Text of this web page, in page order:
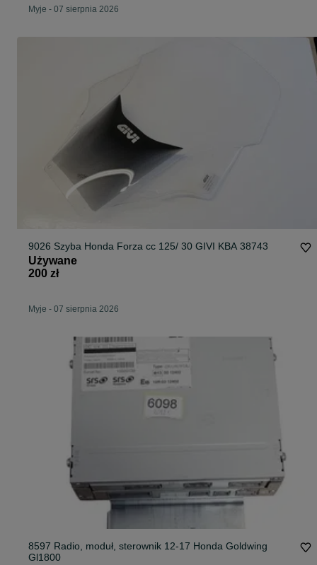
Myje - 07 sierpnia 2026
9026 Szyba Honda Forza cc 125/ 30 GIVI KBA 38743
Używane
200 zł
Myje - 07 sierpnia 2026
8597 Radio, moduł, sterownik 12-17 Honda Goldwing
Gl1800